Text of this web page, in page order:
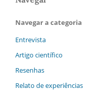
Navegar a categoria
Entrevista
Artigo científico
Resenhas
Relato de experiências